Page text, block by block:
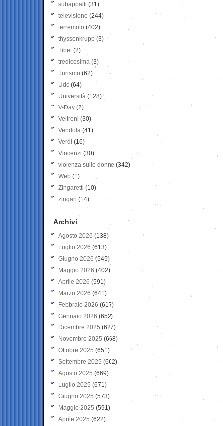
subappalti (31)
televisione(244)
terremoto (402)
thyssenkrupp (3)
Tibet(2)
tredicesima (3)
Turismo (62)
Udc (64)
Università (128)
V-Day (2)
Veltroni (30)
Vendola (41)
Verdi (16)
Vincenzi (30)
violenza sulle donne (342)
Web (1)
Zingaretti (10)
zingari (14)
Archivi
Agosto 2026 (138)
Luglio 2026 (613)
Giugno 2026 (545)
Maggio 2026 (402)
Aprile 2026 (591)
Marzo 2026 (641)
Febbraio 2026 (617)
Gennaio 2026 (652)
Dicembre 2025 (627)
Novembre 2025 (668)
Ottobre 2025 (651)
Settembre 2025 (662)
Agosto 2025 (669)
Luglio 2025 (671)
Giugno 2025 (573)
Maggio 2025 (591)
Aprile 2025 (622)